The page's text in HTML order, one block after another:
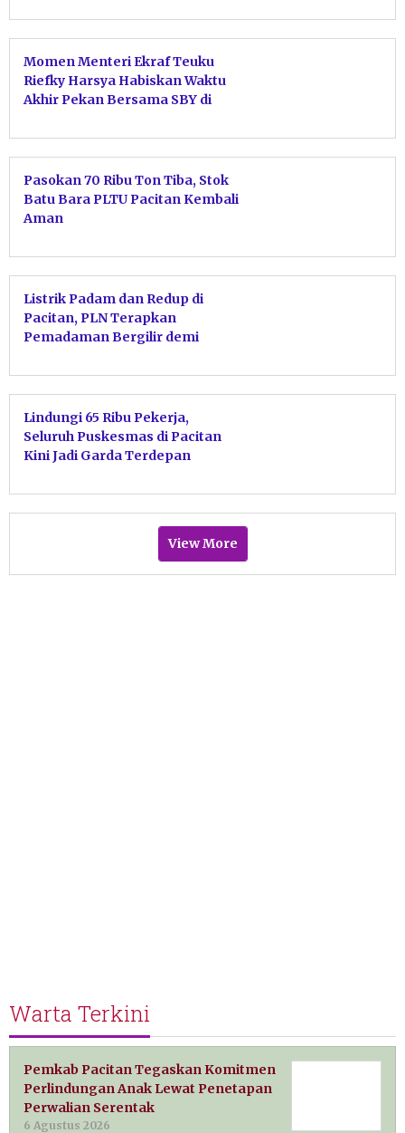
Momen Menteri Ekraf Teuku
Riefky Harsya Habiskan Waktu
Akhir Pekan Bersama SBY di
Pasokan 70 Ribu Ton Tiba, Stok
Batu Bara PLTU Pacitan Kembali
Aman
Listrik Padam dan Redup di
Pacitan, PLN Terapkan
Pemadaman Bergilir demi
Lindungi 65 Ribu Pekerja,
Seluruh Puskesmas di Pacitan
Kini Jadi Garda Terdepan
Ketenagakerjaan
View More
Warta Terkini
Pemkab Pacitan Tegaskan Komitmen
Perlindungan Anak Lewat Penetapan
Perwalian Serentak
6 Agustus 2026